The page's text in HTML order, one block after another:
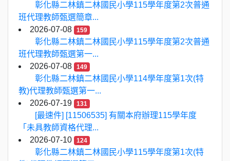
彰化縣二林鎮二林國民小學115學年度第2次普通
班代理教師甄選簡章...
2026-07-08
159
彰化縣二林鎮二林國民小學115學年度第2次普通
班代理教師甄選第一...
2026-07-08
149
彰化縣二林鎮二林國民小學114學年度第1次(特
教)代理教師甄選第一...
2026-07-19
131
[最速件] [11506535] 有關本府辦理115學年度
「未具教師資格代理...
2026-07-10
124
彰化縣二林鎮二林國民小學115學年度第1次(特